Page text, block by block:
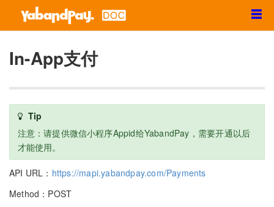
☰
In-App支付
Tip
注意：请提供微信小程序Appid给YabandPay，需要开通以后
才能使用。
API URL： https://mapi.yabandpay.com/Payments
Method：POST